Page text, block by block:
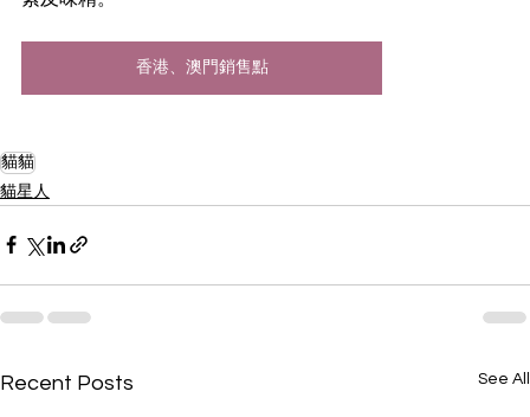
香港、澳門銷售點
貓貓
貓星人
Recent Posts See All